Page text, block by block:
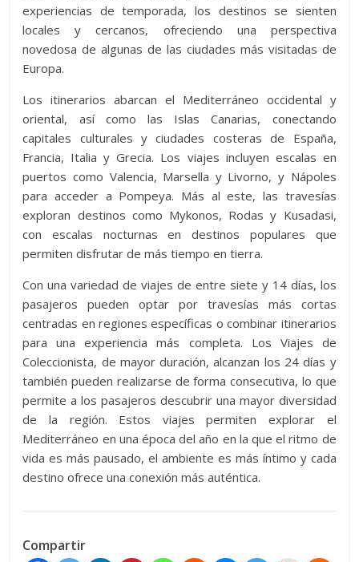
experiencias de temporada, los destinos se sienten
locales y cercanos, ofreciendo una perspectiva
novedosa de algunas de las ciudades más visitadas de
Europa.
Los itinerarios abarcan el Mediterráneo occidental y
oriental, así como las Islas Canarias, conectando
capitales culturales y ciudades costeras de España,
Francia, Italia y Grecia. Los viajes incluyen escalas en
puertos como Valencia, Marsella y Livorno, y Nápoles
para acceder a Pompeya. Más al este, las travesías
exploran destinos como Mykonos, Rodas y Kusadasi,
con escalas nocturnas en destinos populares que
permiten disfrutar de más tiempo en tierra.
Con una variedad de viajes de entre siete y 14 días, los
pasajeros pueden optar por travesías más cortas
centradas en regiones específicas o combinar itinerarios
para una experiencia más completa. Los Viajes de
Coleccionista, de mayor duración, alcanzan los 24 días y
también pueden realizarse de forma consecutiva, lo que
permite a los pasajeros descubrir una mayor diversidad
de la región. Estos viajes permiten explorar el
Mediterráneo en una época del año en la que el ritmo de
vida es más pausado, el ambiente es más íntimo y cada
destino ofrece una conexión más auténtica.
Compartir